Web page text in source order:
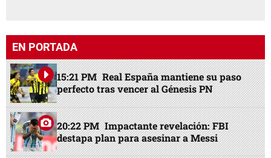
EN PORTADA
15:21 PM Real España mantiene su paso
perfecto tras vencer al Génesis PN
20:22 PM Impactante revelación: FBI
destapa plan para asesinar a Messi